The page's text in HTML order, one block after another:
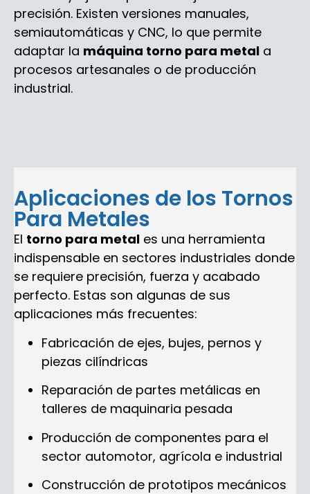
precisión. Existen versiones manuales,
semiautomáticas y CNC, lo que permite
adaptar la máquina torno para metal a
procesos artesanales o de producción
industrial.
Aplicaciones de los Tornos
Para Metales
El torno para metal es una herramienta
indispensable en sectores industriales donde
se requiere precisión, fuerza y acabado
perfecto. Estas son algunas de sus
aplicaciones más frecuentes:
Fabricación de ejes, bujes, pernos y
piezas cilíndricas
Reparación de partes metálicas en
talleres de maquinaria pesada
Producción de componentes para el
sector automotor, agrícola e industrial
Construcción de prototipos mecánicos